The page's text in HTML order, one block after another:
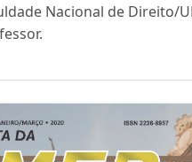
Nacional de Direito/